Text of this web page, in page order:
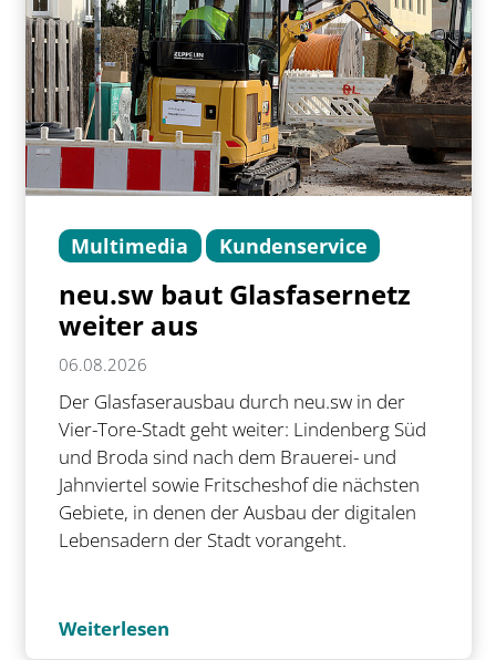
Multimedia Kundenservice
neu.sw baut Glasfasernetz
weiter aus
06.08.2026
Der Glasfaserausbau durch neu.sw in der
Vier-Tore-Stadt geht weiter: Lindenberg Süd
und Broda sind nach dem Brauerei- und
Jahnviertel sowie Fritscheshof die nächsten
Gebiete, in denen der Ausbau der digitalen
Lebensadern der Stadt vorangeht.
Weiterlesen